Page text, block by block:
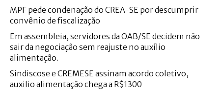
MPF pede condenação do CREA-SE por descumprir
convênio de fiscalização
Em assembleia, servidores da OAB/SE decidem não
sair da negociação sem reajuste no auxílio
alimentação.
Sindiscose e CREMESE assinam acordo coletivo,
auxilio alimentação chega a R$1300